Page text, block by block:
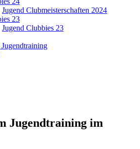
Jugend Clubmeisterschaften 2024
23
Jugend Clubbies 23
Jugendtraining im